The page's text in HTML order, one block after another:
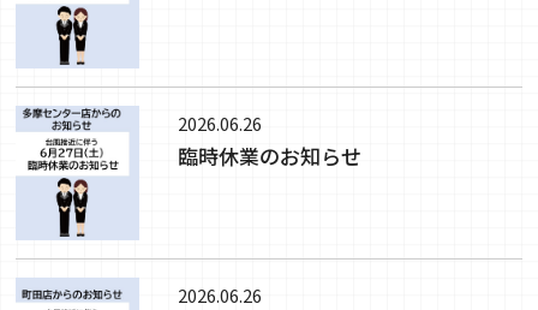
2026.06.26
臨時休業のお知らせ
2026.06.26